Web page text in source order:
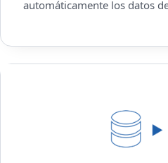
automáticamente los datos